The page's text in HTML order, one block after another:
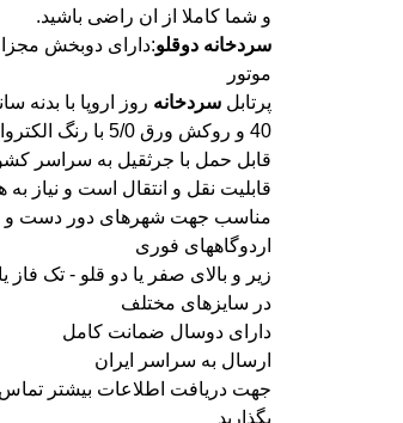
و شما کاملا از ان راضی باشید.
سردخانه دوقلو:دارای دوبخش
موتور
پرتابل سردخانه روز اروپا با بدنه
40 و روکش ورق 5/0 با رنگ الکترواستاتیک
قابل حمل با جرثقیل به سراسر
قابلیت نقل و انتقال است و نیاز
مناسب جهت شهرهای دور دست و
اردوگاههای فوری
زیر و بالای صفر یا دو قلو - تک فاز
در سایزهای مختلف
دارای دوسال ضمانت کامل
ارسال به سراسر ایران
جهت دریافت اطلاعات بیشتر تماس
بگذارید